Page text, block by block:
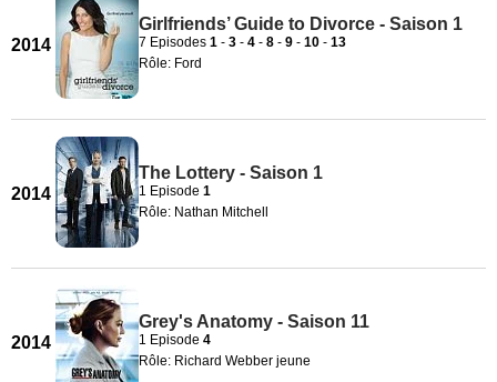
2014
Girlfriends’ Guide to Divorce - Saison 1
7 Episodes 1 - 3 - 4 - 8 - 9 - 10 - 13
Rôle: Ford
2014
The Lottery - Saison 1
1 Episode 1
Rôle: Nathan Mitchell
2014
Grey's Anatomy - Saison 11
1 Episode 4
Rôle: Richard Webber jeune